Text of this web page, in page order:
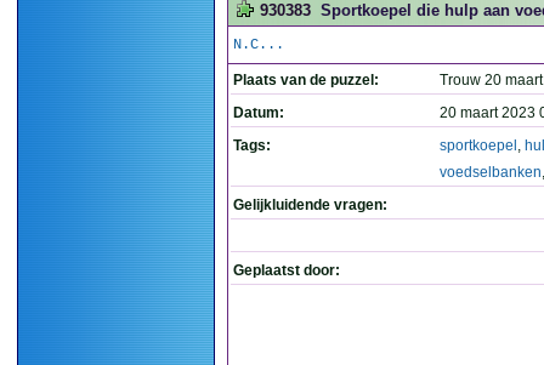
930383 Sportkoepel die hulp aan
N.C...
Plaats van de puzzel:
Trouw 20 maart
Datum:
20 maart 2023
Tags:
sportkoepel ,
voedselbanken
Gelijkluidende vragen:
Geplaatst door: